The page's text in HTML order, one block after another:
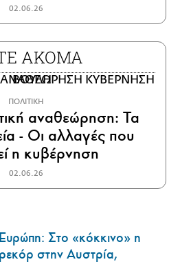
02.06.26
ΑΚΟΜΑ
ΠΟΛΙΤΙΚΗ
αναθεώρηση: Τα
- Οι αλλαγές που
η κυβέρνηση
02.06.26
Στο «κόκκινο» η
ρεκόρ στην Αυστρία,